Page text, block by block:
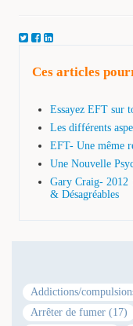
Ces articles
Essayez EFT sur
Les différents
EFT- Une même
Une Nouvelle
Gary Craig- 2012
& Désagréables
Addictions/
Arrêter de fumer (17)